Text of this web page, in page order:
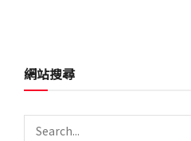
網站搜尋